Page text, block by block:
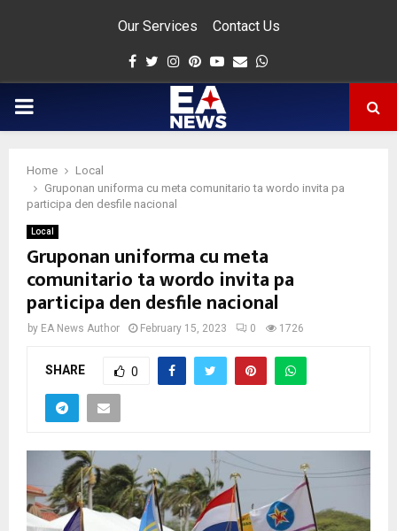
Our Services Contact Us
Facebook
Twitter
Instagram
Pinterest
Youtube
Email
PRIMARY
Home
Local
Gruponan uniforma cu meta comunitario ta wordo invita pa
participa den desfile nacional
Local
Gruponan uniforma cu meta
comunitario ta wordo invita pa
participa den desfile nacional
by EA News Author February 15, 2023 0 1726
SHARE 0